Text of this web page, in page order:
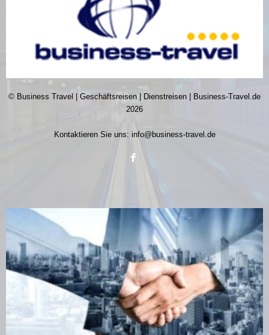
© Business Travel | Geschäftsreisen | Dienstreisen | Business-Travel.de
2026
Kontaktieren Sie uns: info@business-travel.de